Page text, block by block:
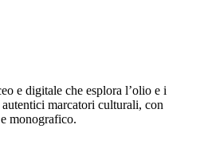
e digitale che esplora l’olio e i
marcatori culturali, con
monografico.